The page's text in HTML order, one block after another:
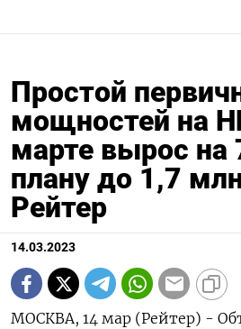
Простой
мощностей на
марте вырос на
плану до 1,7
Рейтер
14.03.2023
МОСКВА, 14 мар (Рейтер) -